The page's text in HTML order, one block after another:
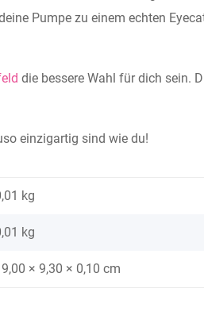
Pumpe zu einem echten
die bessere Wahl für dich sein.
einzigartig sind wie du!
kg
kg
× 9,30 × 0,10 cm